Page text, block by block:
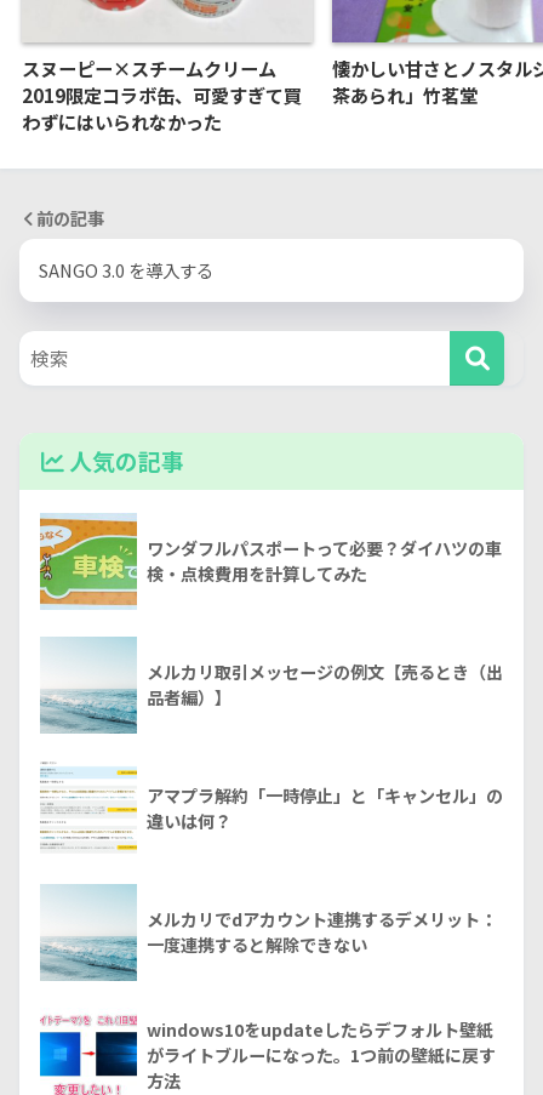
スヌーピー×スチームクリーム
2019限定コラボ缶、可愛すぎて買
わずにはいられなかった
懐かしい甘さとノスタル
茶あられ」竹茗堂
前の記事
SANGO 3.0 を導入する
人気の記事
ワンダフルパスポートって必要？ダイハツの車
検・点検費用を計算してみた
メルカリ取引メッセージの例文【売るとき（出
品者編）】
アマプラ解約「一時停止」と「キャンセル」の
違いは何？
メルカリでdアカウント連携するデメリット：
一度連携すると解除できない
windows10をupdateしたらデフォルト壁紙
がライトブルーになった。1つ前の壁紙に戻す
方法